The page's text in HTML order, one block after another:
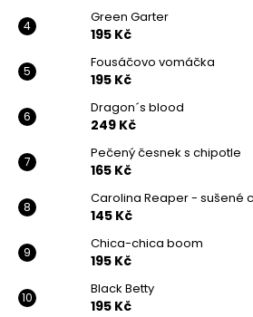
Green Garter
195 Kč
Fousáčovo vomáčka
195 Kč
Dragon´s blood
249 Kč
Pečený česnek s chipotle
165 Kč
Carolina Reaper - sušené
145 Kč
Chica-chica boom
195 Kč
Black Betty
195 Kč